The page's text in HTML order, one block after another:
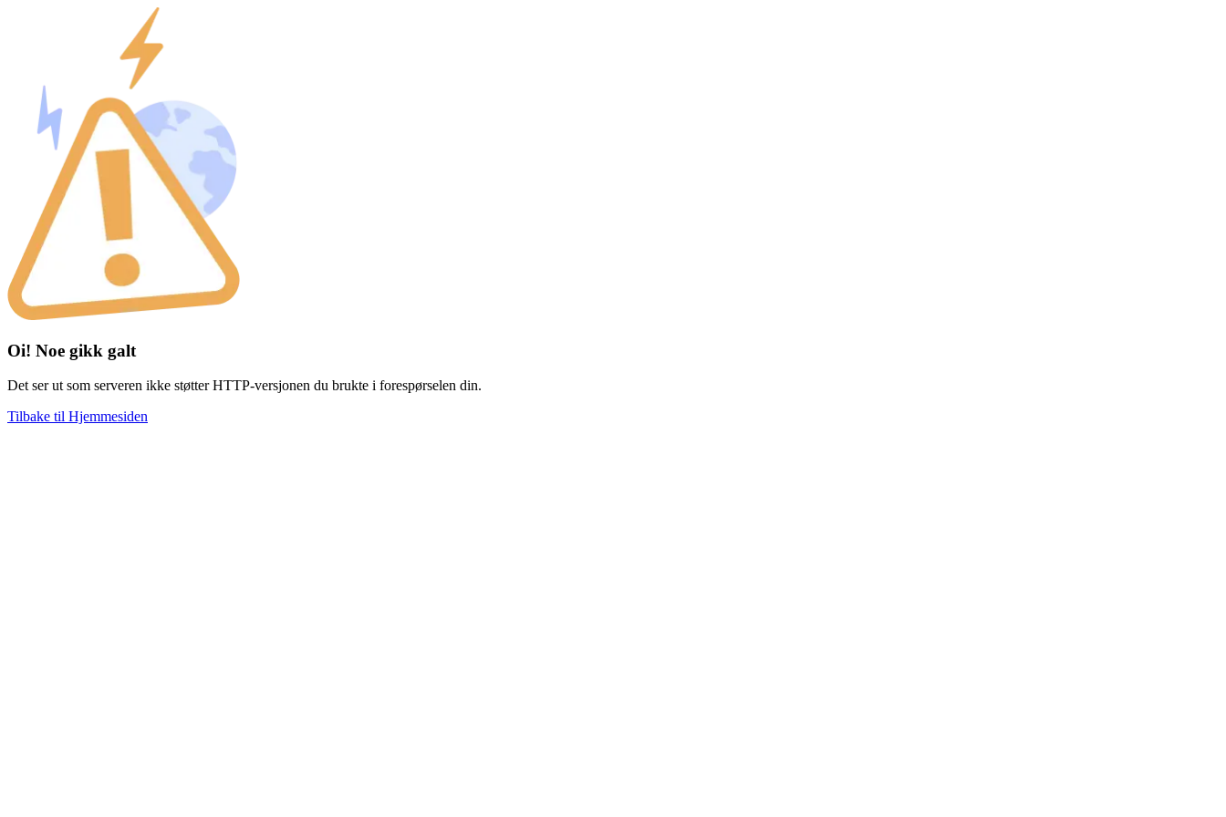
Oi! Noe gikk galt
Det ser ut som serveren ikke støtter HTTP-versjonen du brukte i forespørselen din.
Tilbake til Hjemmesiden